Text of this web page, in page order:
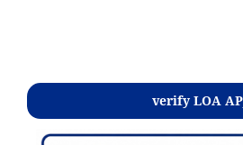
verify LOA